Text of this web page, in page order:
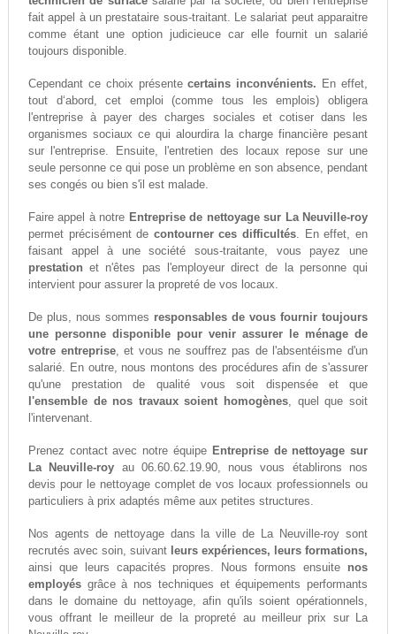
fait appel à un prestataire sous-traitant. Le salariat peut apparaitre
comme étant une option judicieuce car elle fournit un salarié
toujours disponible.
Cependant ce choix présentecertains inconvénients. En effet,
tout d‘abord, cet emploi (comme tous les emplois) obligera
l'entreprise à payer des charges sociales et cotiser dans les
organismes sociaux ce qui alourdira la charge financière pesant
sur l'entreprise. Ensuite, l'entretien des locaux repose sur une
seule personne ce qui pose un problème en son absence, pendant
ses congés ou bien s'il est malade.
Faire appel à notre Entreprise de nettoyage sur La Neuville-roy
permet précisément de contourner ces difficultés. En effet, en
faisant appel à une société sous-traitante, vous payez une
prestation et n'êtes pas l'employeur direct de la personne qui
intervient pour assurer la propreté de vos locaux.
De plus, nous sommes responsables de vous fournir toujours
une personne disponible pour venir assurer le ménage de
votre entreprise, et vous ne souffrez pas de l'absentéisme d'un
salarié. En outre, nous montons des procédures afin de s'assurer
qu'une prestation de qualité vous soit dispensée et que
l'ensemble de nos travaux soient homogènes, quel que soit
l'intervenant.
Prenez contact avec notre équipe Entreprise de nettoyage sur
La Neuville-roy au 06.60.62.19.90, nous vous établirons nos
devis pour le nettoyage complet de vos locaux professionnels ou
particuliers à prix adaptés même aux petites structures.
Nos agents de nettoyage dans la ville de La Neuville-roy sont
recrutés avec soin, suivant leurs expériences, leurs formations,
ainsi que leurs capacités propres. Nous formons ensuite nos
employésgrâce à nos techniques et équipements performants
dans le domaine du nettoyage, afin qu'ils soient opérationnels,
vous offrant le meilleur de la propreté au meilleur prix sur La